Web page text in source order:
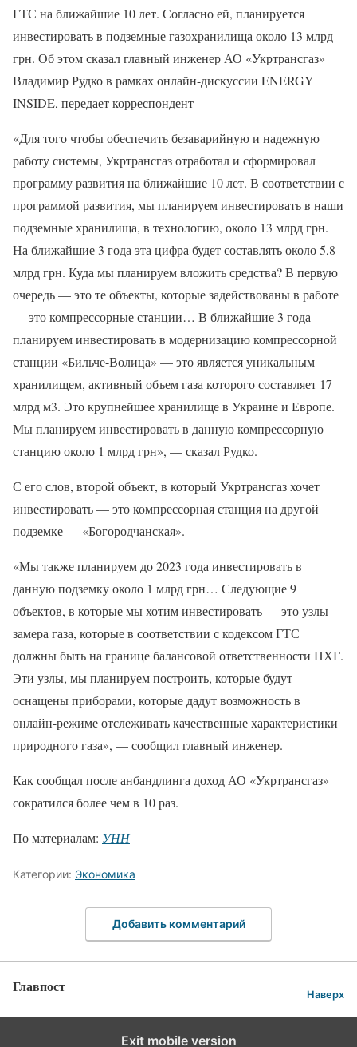
ГТС на ближайшие 10 лет. Согласно ей, планируется
инвестировать в подземные газохранилища около 13 млрд
грн. Об этом сказал главный инженер АО «Укртрансгаз»
Владимир Рудко в рамках онлайн-дискуссии ENERGY
INSIDE, передает корреспондент
«Для того чтобы обеспечить безаварийную и надежную
работу системы, Укртрансгаз отработал и сформировал
программу развития на ближайшие 10 лет. В соответствии с
программой развития, мы планируем инвестировать в наши
подземные хранилища, в технологию, около 13 млрд грн.
На ближайшие 3 года эта цифра будет составлять около 5,8
млрд грн. Куда мы планируем вложить средства? В первую
очередь — это те объекты, которые задействованы в работе
— это компрессорные станции… В ближайшие 3 года
планируем инвестировать в модернизацию компрессорной
станции «Бильче-Волица» — это является уникальным
хранилищем, активный объем газа которого составляет 17
млрд м3. Это крупнейшее хранилище в Украине и Европе.
Мы планируем инвестировать в данную компрессорную
станцию около 1 млрд грн», — сказал Рудко.
С его слов, второй объект, в который Укртрансгаз хочет
инвестировать — это компрессорная станция на другой
подземке — «Богородчанская».
«Мы также планируем до 2023 года инвестировать в
данную подземку около 1 млрд грн… Следующие 9
объектов, в которые мы хотим инвестировать — это узлы
замера газа, которые в соответствии с кодексом ГТС
должны быть на границе балансовой ответственности ПХГ.
Эти узлы, мы планируем построить, которые будут
оснащены приборами, которые дадут возможность в
онлайн-режиме отслеживать качественные характеристики
природного газа», — сообщил главный инженер.
Как сообщал после анбандлинга доход АО «Укртрансгаз»
сократился более чем в 10 раз.
По материалам: УНН
Категории: Экономика
Добавить комментарий
Главпост Наверх
Exit mobile version